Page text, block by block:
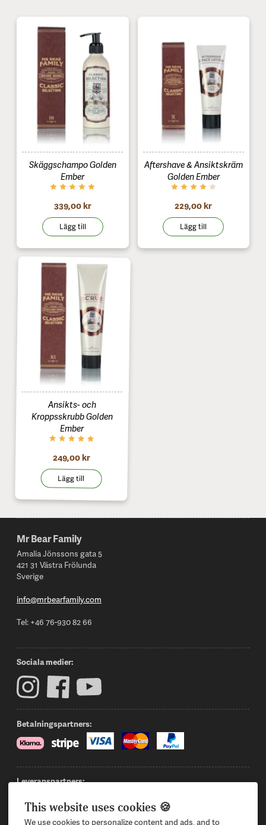
This website uses cookies 🍪
We use cookies to personalize content and ads, and to
Skäggschampo Golden
Ember
339,00 kr
Lägg till
Aftershave & Ansiktskräm
Golden Ember
229,00 kr
Lägg till
Ansikts- och
Kroppsskrubb Golden
Ember
249,00 kr
Lägg till
Footer
Mr Bear Family
Amalia Jönssons gata 5
421 31 Västra Frölunda
Sverige
info@mrbearfamily.com
Tel: +46 76-930 82 66
Sociala medier:
Betalningspartners:
Leveranspartners: